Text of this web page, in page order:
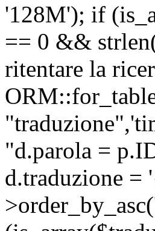
'128M'); if
== 0 &&
ritentare la
"d.parola =
d.traduzione =